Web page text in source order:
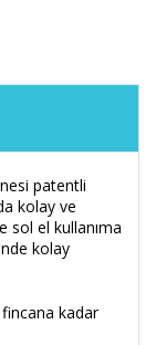
patentli
kolay ve
sol el kullanıma
kolay
kadar